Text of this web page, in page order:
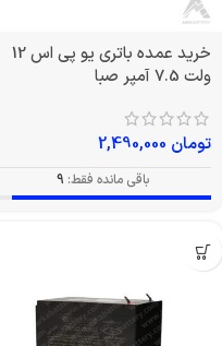
خرید عمده باتری یو پی اس 12
ولت 7.5 آمپر صبا
تومان
باقی مانده فقط: 9